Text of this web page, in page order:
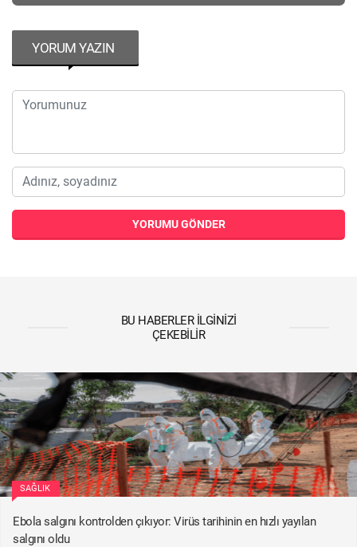
YORUM YAZIN
YORUMU GÖNDER
BU HABERLER İLGINIZI
ÇEKEBILIR
SAĞLIK
Ebola salgını kontrolden çıkıyor: Virüs tarihinin en hızlı yayılan
salgını oldu